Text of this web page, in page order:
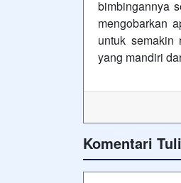
bimbingannya
mengobarkan
untuk semakin
yang mandiri
Komentari